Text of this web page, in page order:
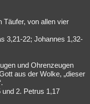
Täufer, von allen vier
3,21-22; Johannes 1,32-
und Ohrenzeugen
aus der Wolke, „dieser
2. Petrus 1,17